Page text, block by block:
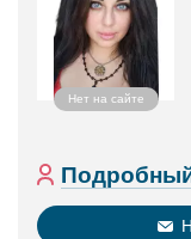
Нет на сайте